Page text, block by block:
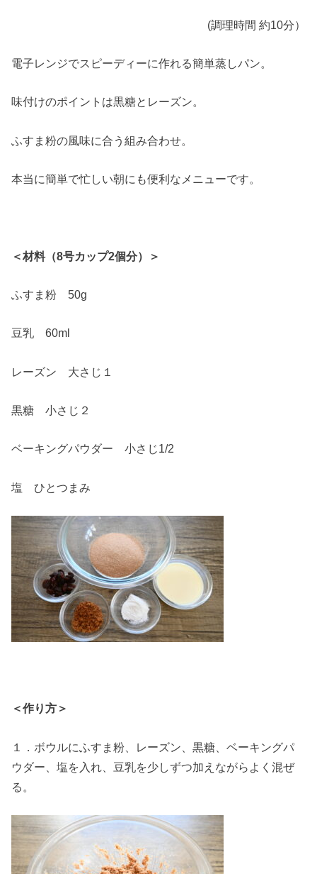
(調理時間 約10分）
電子レンジでスピーディーに作れる簡単蒸しパン。
味付けのポイントは黒糖とレーズン。
ふすま粉の風味に合う組み合わせ。
本当に簡単で忙しい朝にも便利なメニューです。
＜材料（8号カップ2個分）＞
ふすま粉 50g
豆乳 60ml
レーズン 大さじ１
黒糖 小さじ２
ベーキングパウダー 小さじ1/2
塩 ひとつまみ
＜作り方＞
１．ボウルにふすま粉、レーズン、黒糖、ベーキングパ
ウダー、塩を入れ、豆乳を少しずつ加えながらよく混ぜ
る。